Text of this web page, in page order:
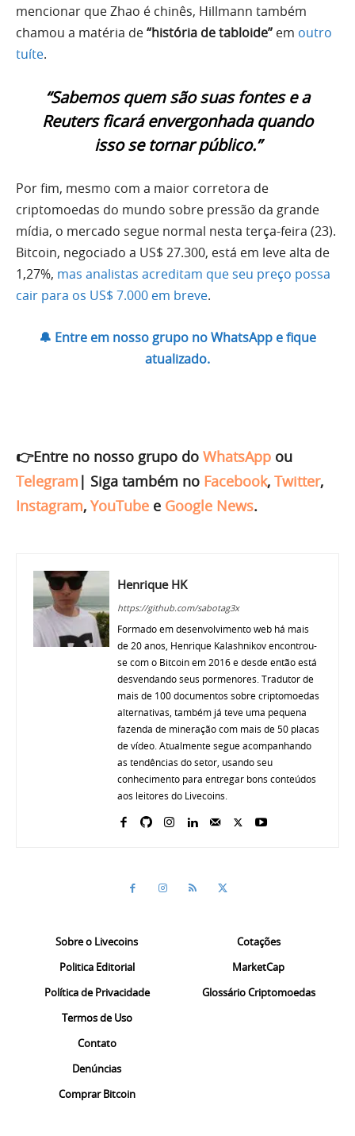
mencionar que Zhao é chinês, Hillmann também
chamou a matéria de“história de tabloide” em outro
tuíte.
“Sabemos quem são suas fontes e a
Reuters ficará envergonhada quando
isso se tornar público.”
Por fim, mesmo com a maior corretora de
criptomoedas do mundo sobre pressão da grande
mídia, o mercado segue normal nesta terça-feira (23).
Bitcoin, negociado a US$ 27.300, está em leve alta de
1,27%, mas analistas acreditam que seu preço possa
cair para os US$ 7.000 em breve.
🔔 Entre em nosso grupo no WhatsApp e fique
atualizado.
👉Entre no nosso grupo do WhatsApp ou
Telegram | Siga também no Facebook, Twitter,
Instagram, YouTube e Google News.
Henrique HK
https://github.com/sabotag3x
Formado em desenvolvimento web há mais
de 20 anos, Henrique Kalashnikov encontrou-
se com o Bitcoin em 2016 e desde então está
desvendando seus pormenores. Tradutor de
mais de 100 documentos sobre criptomoedas
alternativas, também já teve uma pequena
fazenda de mineração com mais de 50 placas
de vídeo. Atualmente segue acompanhando
as tendências do setor, usando seu
conhecimento para entregar bons conteúdos
aos leitores do Livecoins.
Sobre o Livecoins
Politica Editorial
Política de Privacidade
Termos de Uso
Contato
Denúncias
Comprar Bitcoin
Cotações
MarketCap
Glossário Criptomoedas